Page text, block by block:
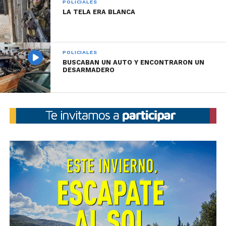
Se adjunta fotografía.
POLICIALES
LA TELA ERA BLANCA
POLICIALES
BUSCABAN UN AUTO Y ENCONTRARON UN
DESARMADERO